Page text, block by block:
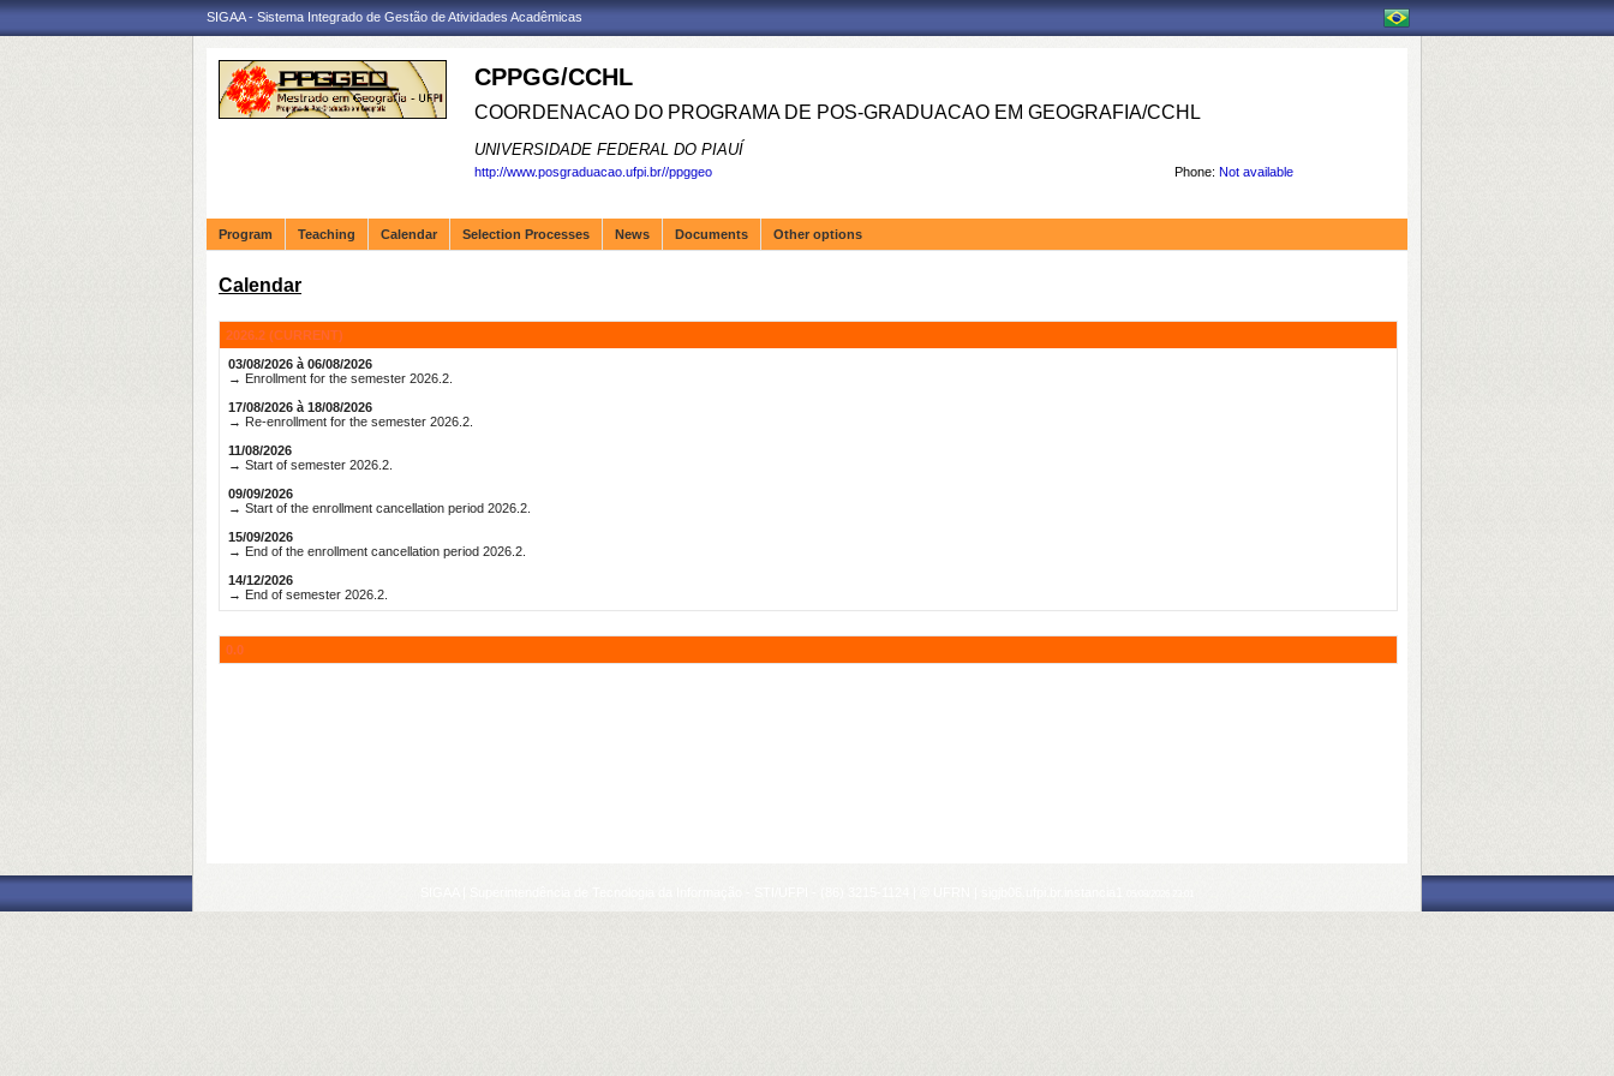
SIGAA - Sistema Integrado de Gestão de Atividades Acadêmicas
CPPGG/CCHL
COORDENACAO DO PROGRAMA DE POS-GRADUACAO EM GEOGRAFIA/CCHL
UNIVERSIDADE FEDERAL DO PIAUÍ
Phone: Not available
http://www.posgraduacao.ufpi.br//ppggeo
Program Teaching Calendar Selection Processes News Documents Other options
Calendar
2026.2 (CURRENT)
03/08/2026 à 06/08/2026
→ Enrollment for the semester 2026.2.
17/08/2026 à 18/08/2026
→ Re-enrollment for the semester 2026.2.
11/08/2026
→ Start of semester 2026.2.
09/09/2026
→ Start of the enrollment cancellation period 2026.2.
15/09/2026
→ End of the enrollment cancellation period 2026.2.
14/12/2026
→ End of semester 2026.2.
0.0